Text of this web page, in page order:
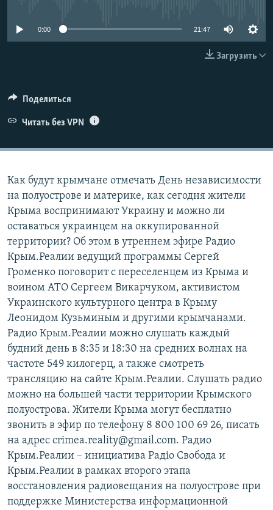
КРЫМ.НЕПОКОРЕННЫЙ
Все сайты RFE/RL
0:00 21:47
Загрузить
Поделиться
Читать без VPN
Как будут крымчане отмечать День независимости
на полуострове и материке, как сегодня жители
Крыма воспринимают Украину и можно ли
оставаться украинцем на оккупированной
территории? Об этом в утреннем эфире Радио
Крым.Реалии ведущий программы Сергей
Громенко поговорит с переселенцем из Крыма и
воином АТО Сергеем Викарчуком, активистом
Украинского культурного центра в Крыму
Леонидом Кузьминым и другими крымчанами.
Радио Крым.Реалии можно слушать каждый
будний день в 8:35 и 18:30 на средних волнах на
частоте 549 килогерц, а также смотреть
трансляцию на сайте Крым.Реалии. Слушать радио
можно на большей части территории Крымского
полуострова. Жители Крыма могут бесплатно
звонить в эфир по телефону 8 800 100 69 26, писать
на адрес crimea.reality@gmail.com. Радио
Крым.Реалии – инициатива Радіо Свобода и
Крым.Реалии в рамках второго этапа
восстановления радиовещания на полуострове при
поддержке Министерства информационной